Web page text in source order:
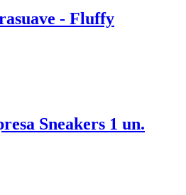
- Fluffy
Sneakers 1 un.